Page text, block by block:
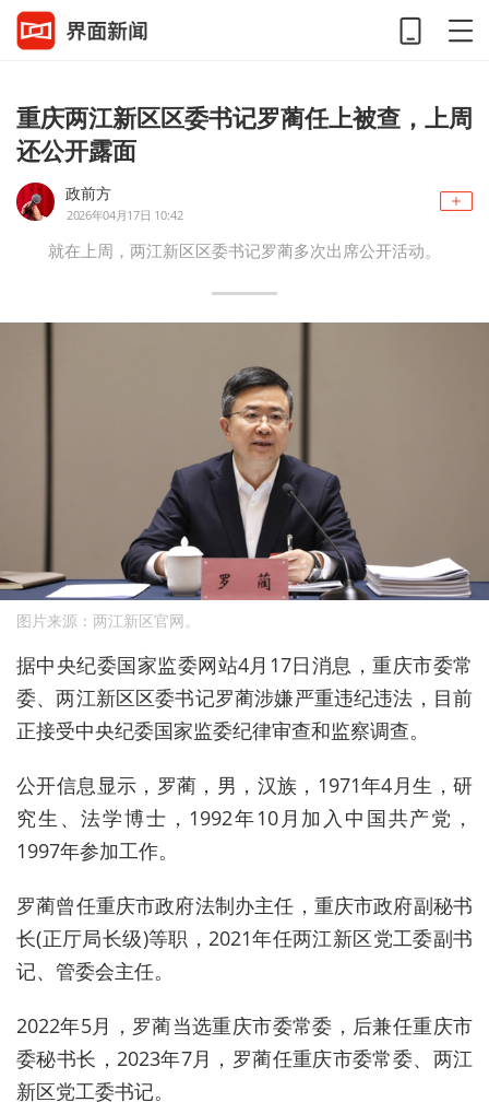
重庆两江新区区委书记罗蔺任上被查，上周
还公开露面
政前方
2026年04月17日 10:42
就在上周，两江新区区委书记罗蔺多次出席公开活动。
图片来源：两江新区官网。
据中央纪委国家监委网站4月17日消息，重庆市委常
委、两江新区区委书记罗蔺涉嫌严重违纪违法，目前
正接受中央纪委国家监委纪律审查和监察调查。
公开信息显示，罗蔺，男，汉族，1971年4月生，研
究生、法学博士，1992年10月加入中国共产党，
1997年参加工作。
罗蔺曾任重庆市政府法制办主任，重庆市政府副秘书
长(正厅局长级)等职，2021年任两江新区党工委副书
记、管委会主任。
2022年5月，罗蔺当选重庆市委常委，后兼任重庆市
委秘书长，2023年7月，罗蔺任重庆市委常委、两江
新区党工委书记。